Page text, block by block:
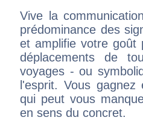
Vive la
prédominance des
et amplifie votre goût
déplacements de
voyages - ou
l'esprit. Vous
qui peut vous
en sens du concret.